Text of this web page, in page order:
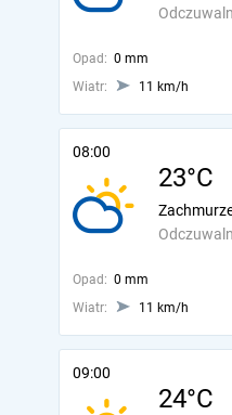
Opad: 0 mm
Wiatr:
11 km/h
08:00
23°C
Opad: 0 mm
Wiatr:
11 km/h
09:00
24°C